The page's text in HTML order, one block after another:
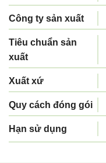
Công ty sản xuất
Tiêu chuẩn sản
xuất
Xuất xứ
Quy cách đóng gói
Hạn sử dụng